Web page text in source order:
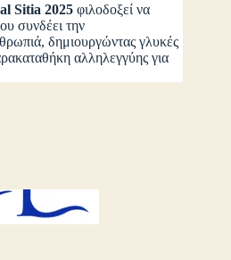
Sitia 2025 φιλοδοξεί να
συνδέει την
δημιουργώντας γλυκές
αλληλεγγύης για